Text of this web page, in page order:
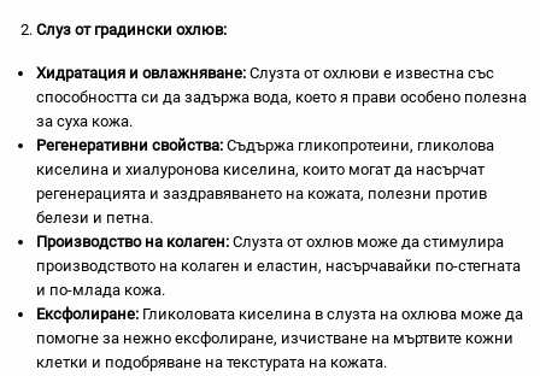
Слуз от градински охлюв:
Хидратация и овлажняване: Слузта от охлюви е известна със
способността си да задържа вода, което я прави особено полезна
за суха кожа.
Регенеративни свойства: Съдържа гликопротеини, гликолова
киселина и хиалуронова киселина, които могат да насърчат
регенерацията и заздравяването на кожата, полезни против
белези и петна.
Производство на колаген: Слузта от охлюв може да стимулира
производството на колаген и еластин, насърчавайки по-стегната
и по-млада кожа.
Ексфолиране: Гликоловата киселина в слузта на охлюва може да
помогне за нежно ексфолиране, изчистване на мъртвите кожни
клетки и подобряване на текстурата на кожата.